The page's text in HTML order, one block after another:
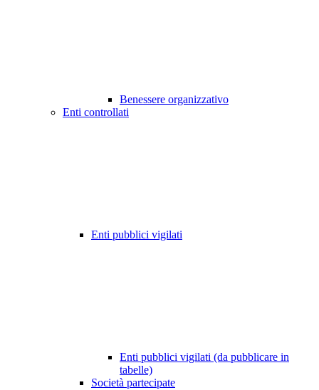
Benessere organizzativo
Enti controllati
Enti pubblici vigilati
Enti pubblici vigilati (da pubblicare in
tabelle)
Società partecipate